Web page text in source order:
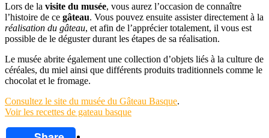
Lors de la visite du musée, vous aurez l’occasion de connaître
l’histoire de ce gâteau. Vous pouvez ensuite assister directement à la
réalisation du gâteau, et afin de l’apprécier totalement, il vous est
possible de le déguster durant les étapes de sa réalisation.
Le musée abrite également une collection d’objets liés à la culture de
céréales, du miel ainsi que différents produits traditionnels comme le
chocolat et le fromage.
Consultez le site du musée du Gâteau Basque.
Voir les recettes de gateau basque